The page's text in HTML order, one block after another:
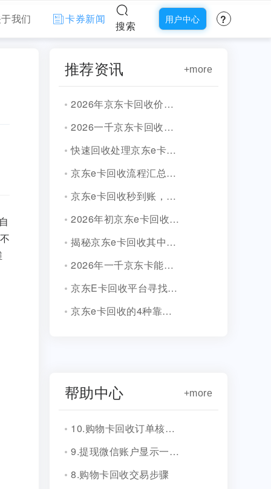
我们 卡券新闻
搜索
用户中心 ?
推荐资讯 +more
2026年京东卡回收价格明细表！
2026一千京东卡回收多少钱?最新行情详解分析!
快速回收处理京东e卡套装兑换码靠谱平台推荐！
京东e卡回收流程汇总！3种正规渠道！
京东e卡回收秒到账，微信提现新玩法揭秘？
2026年初京东e卡回收折扣哪里划算？超全攻略！
揭秘京东e卡回收其中的猫腻！这些坑你踩过吗？
2026年一千京东卡能回收多少钱？
京东E卡回收平台寻找指南,安心变现其实很简单！
京东e卡回收的4种靠谱方案，告别闲置烦恼！
帮助中心 +more
10.购物卡回收订单核销会有消息通知吗？
9.提现微信账户显示一串字符是什么？
8.购物卡回收交易步骤